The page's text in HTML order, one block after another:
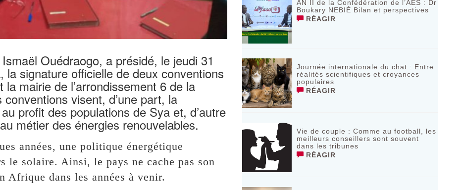
Ouédraogo, a présidé, le jeudi 31
signature officielle de deux conventions
mairie de l’arrondissement 6 de la
visent, d’une part, la
profit des populations de Sya et, d’autre
métier des énergies renouvelables.
années, une politique énergétique
le solaire. Ainsi, le pays ne cache pas son
Afrique dans les années à venir.
AN II de la Confédération de l’AES : Dr
Boukary NEBIÉ Bilan et perspectives
RÉAGIR
Journée internationale du chat : Entre
réalités scientifiques et croyances
populaires
RÉAGIR
Vie de couple : Comme au football, les
meilleurs conseillers sont souvent
dans les tribunes
RÉAGIR